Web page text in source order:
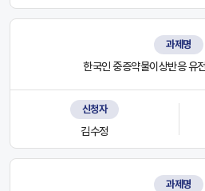
과제명
한국인 중증약물이상반응 유
신청자
김수정
과제명